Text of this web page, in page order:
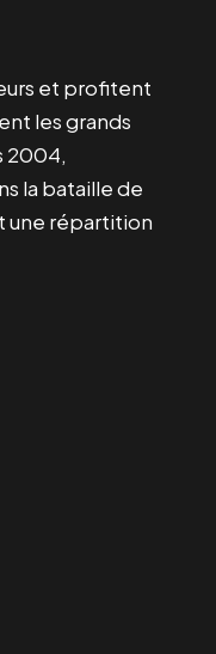
et profitent
les grands
2004,
la bataille de
une répartition